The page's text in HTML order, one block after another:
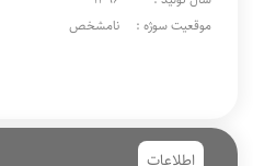
موقعیت سوژه :
نامشخص
اطلاعات